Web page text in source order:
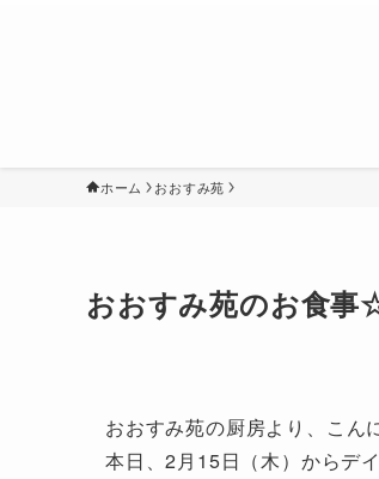
ホーム おおすみ苑
おおすみ苑のお食
おおすみ苑の厨房より、こん
本日、2月15日（木）からデ